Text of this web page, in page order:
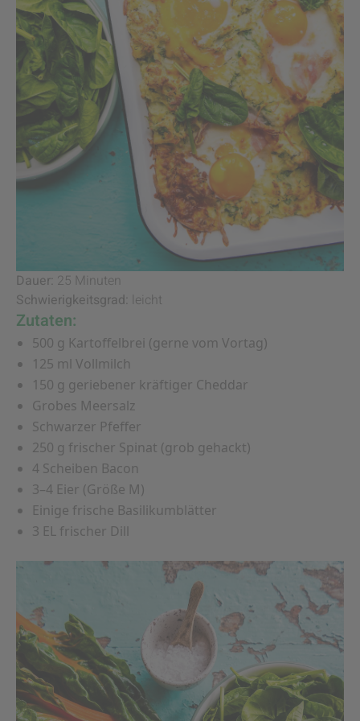
Dauer: 25 Minuten
Schwierigkeitsgrad: leicht
Zutaten:
500 g Kartoffelbrei (gerne vom Vortag)
125 ml Vollmilch
150 g geriebener kräftiger Cheddar
Grobes Meersalz
Schwarzer Pfeffer
250 g frischer Spinat (grob gehackt)
4 Scheiben Bacon
3–4 Eier (Größe M)
Einige frische Basilikumblätter
3 EL frischer Dill